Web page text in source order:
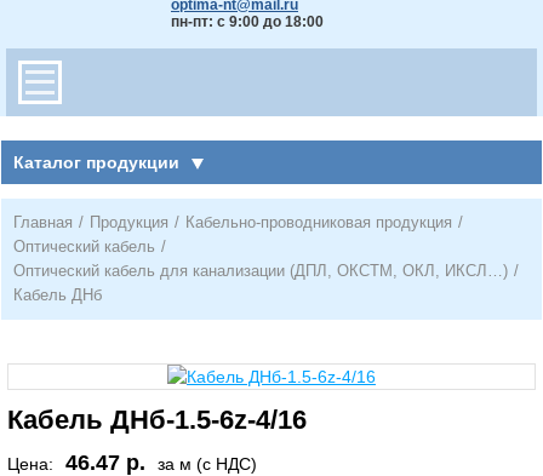
optima-nt@mail.ru
пн-пт: с 9:00 до 18:00
Каталог продукции
Главная / Продукция / Кабельно-проводниковая продукция /
Оптический кабель /
Оптический кабель для канализации (ДПЛ, ОКСТМ, ОКЛ, ИКСЛ…) /
Кабель ДНб
Кабель ДНб-1.5-6z-4/16
Цена: 46.47 р.
за м (с НДС)